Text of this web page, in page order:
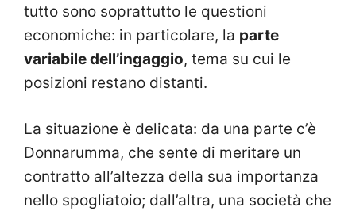
tutto sono soprattutto le questioni
economiche: in particolare, la parte
variabile dell’ingaggio, tema su cui le
posizioni restano distanti.
La situazione è delicata: da una parte c’è
Donnarumma, che sente di meritare un
contratto all’altezza della sua importanza
nello spogliatoio; dall’altra, una società che